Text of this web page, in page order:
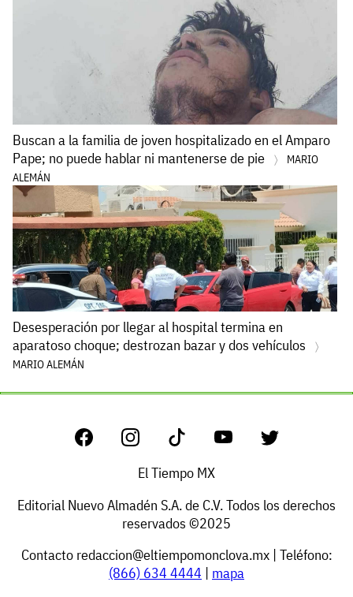
Buscan a la familia de joven hospitalizado en el Amparo
Pape; no puede hablar ni mantenerse de pie
MARIO
ALEMÁN
Desesperación por llegar al hospital termina en
aparatoso choque; destrozan bazar y dos vehículos
MARIO ALEMÁN
El Tiempo MX
Editorial Nuevo Almadén S.A. de C.V. Todos los derechos
reservados ©2025
Contacto redaccion@eltiempomonclova.mx| Teléfono:
(866) 634 4444 | mapa